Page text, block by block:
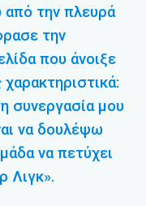
από την πλευρά
την
που άνοιξε
συνεργασία μου
να δουλέψω
να πετύχει
Λιγκ».